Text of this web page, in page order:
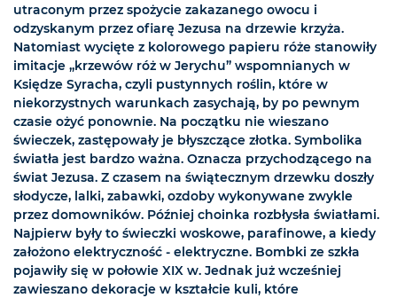
utraconym przez spożycie zakazanego owocu i
odzyskanym przez ofiarę Jezusa na drzewie krzyża.
Natomiast wycięte z kolorowego papieru róże stanowiły
imitacje „krzewów róż w Jerychu” wspomnianych w
Księdze Syracha, czyli pustynnych roślin, które w
niekorzystnych warunkach zasychają, by po pewnym
czasie ożyć ponownie. Na początku nie wieszano
świeczek, zastępowały je błyszczące złotka. Symbolika
światła jest bardzo ważna. Oznacza przychodzącego na
świat Jezusa. Z czasem na świątecznym drzewku doszły
słodycze, lalki, zabawki, ozdoby wykonywane zwykle
przez domowników. Później choinka rozbłysła światłami.
Najpierw były to świeczki woskowe, parafinowe, a kiedy
założono elektryczność - elektryczne. Bombki ze szkła
pojawiły się w połowie XIX w. Jednak już wcześniej
zawieszano dekoracje w kształcie kuli, które